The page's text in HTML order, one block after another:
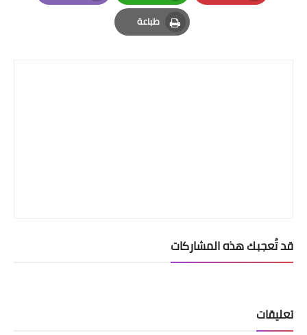
Pinterest
Whatsapp
Email
طباعة
Print
قد تُعجبك هذه المشاركات
تعليقات